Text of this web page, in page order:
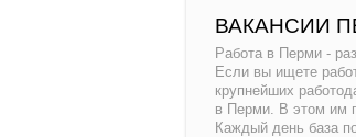
ВАКАНСИИ
Работа в Перми -
Если вы ищете
крупнейших
в Перми. В этом им
Каждый день база